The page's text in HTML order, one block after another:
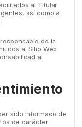
al Titular
así como a
de la
al Sitio Web
al
sido informado de
de carácter